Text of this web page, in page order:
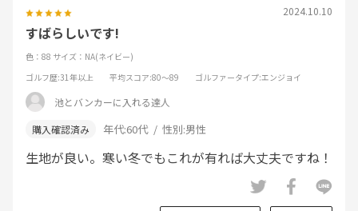
2024.10.10
すばらしいです!
色：88 サイズ：NA(ネイビー)
ゴルフ歴:31年以上 平均スコア:80～89 ゴルファータイプ:エンジョイ
池とバンカーに入れる達人
年代:60代 性別:男性
生地が良い。寒い冬でもこれが有れば大丈夫ですね！